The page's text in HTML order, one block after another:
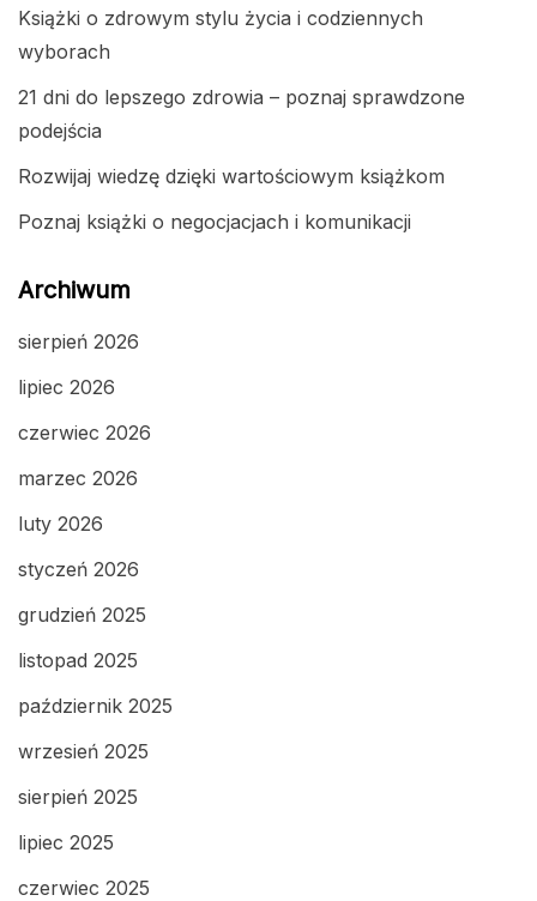
Książki o zdrowym stylu życia i codziennych
wyborach
21 dni do lepszego zdrowia – poznaj sprawdzone
podejścia
Rozwijaj wiedzę dzięki wartościowym książkom
Poznaj książki o negocjacjach i komunikacji
Archiwum
sierpień 2026
lipiec 2026
czerwiec 2026
marzec 2026
luty 2026
styczeń 2026
grudzień 2025
listopad 2025
październik 2025
wrzesień 2025
sierpień 2025
lipiec 2025
czerwiec 2025